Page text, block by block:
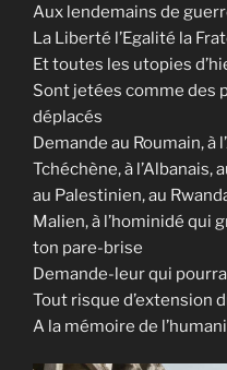
Aux lendemains de
La Liberté l’Egalité la
Et toutes les utopies
Sont jetées comme des
déplacés
Demande au Roumain, à
Tchéchène, à l’Albanais,
au Palestinien, au
Malien, à l’hominidé qui
ton pare-brise
Demande-leur qui
Tout risque d’extension
A la mémoire de